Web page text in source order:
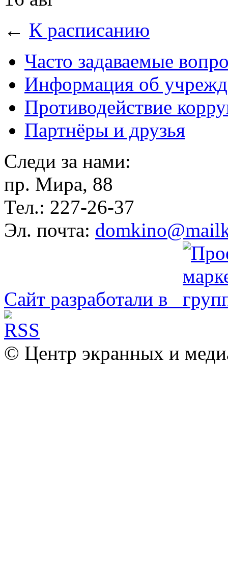
← К расписанию
Часто задаваемые
Информация об
Противодействие
Партнёры и друзья
Следи за нами:
пр. Мира, 88
Тел.: 227-26-37
Эл. почта:
Сайт разработали в
© Центр экранных и